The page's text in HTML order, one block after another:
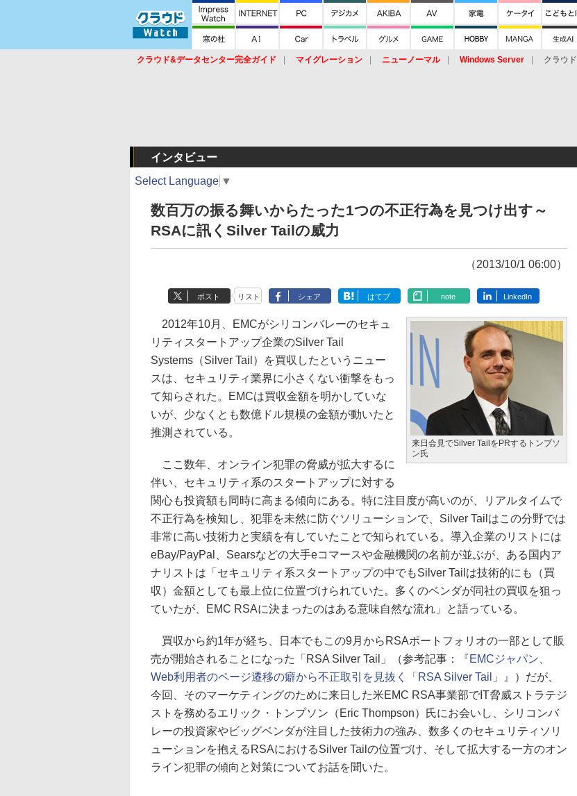
クラウド&データセンター完全ガイド マイグレーション ニューノーマル Windows Server クラウド
インタビュー
Select Language ▼
数百万の振る舞いからたった1つの不正行為を見つけ出す～
RSAに訊くSilver Tailの威力
（2013/10/1 06:00）
ポスト リスト シェア はてブ note LinkedIn
来日会見でSilver TailをPRするトンプソ
ン氏
2012年10月、EMCがシリコンバレーのセキュ
リティスタートアップ企業のSilver Tail
Systems（Silver Tail）を買収したというニュー
スは、セキュリティ業界に小さくない衝撃をもっ
て知らされた。EMCは買収金額を明かしていな
いが、少なくとも数億ドル規模の金額が動いたと
推測されている。
ここ数年、オンライン犯罪の脅威が拡大するに
伴い、セキュリティ系のスタートアップに対する
関心も投資額も同時に高まる傾向にある。特に注目度が高いのが、リアルタイムで
不正行為を検知し、犯罪を未然に防ぐソリューションで、Silver Tailはこの分野では
非常に高い技術力と実績を有していたことで知られている。導入企業のリストには
eBay/PayPal、Searsなどの大手eコマースや金融機関の名前が並ぶが、ある国内ア
ナリストは「セキュリティ系スタートアップの中でもSilver Tailは技術的にも（買
収）金額としても最上位に位置づけられていた。多くのベンダが同社の買収を狙っ
ていたが、EMC RSAに決まったのはある意味自然な流れ」と語っている。
買収から約1年が経ち、日本でもこの9月からRSAポートフォリオの一部として販
売が開始されることになった「RSA Silver Tail」（参考記事：
『EMCジャパン、
Web利用者のページ遷移の癖から不正取引を見抜く「RSA Silver Tail」』
）だが、
今回、そのマーケティングのために来日した米EMC RSA事業部でIT脅威ストラテジ
ストを務めるエリック・トンプソン（Eric Thompson）氏にお会いし、シリコンバ
レーの投資家やビッグベンダが注目した技術力の強み、数多くのセキュリティソリ
ューションを抱えるRSAにおけるSilver Tailの位置づけ、そして拡大する一方のオン
ライン犯罪の傾向と対策についてお話を聞いた。